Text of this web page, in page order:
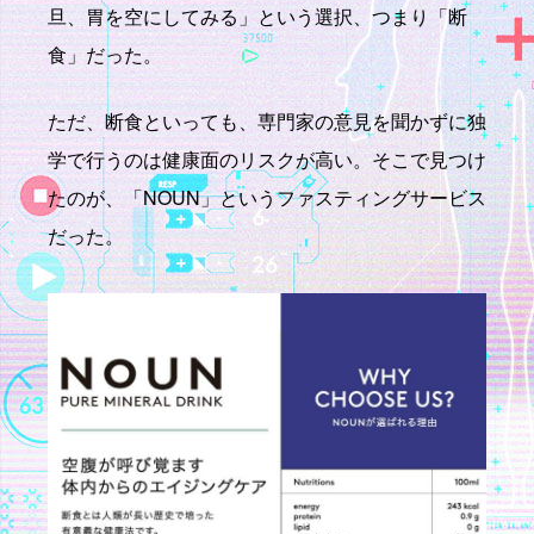
旦、胃を空にしてみる」という選択、つまり「断
食」だった。
ただ、断食といっても、専門家の意見を聞かずに独
学で行うのは健康面のリスクが高い。そこで見つけ
たのが、「NOUN」というファスティングサービス
だった。